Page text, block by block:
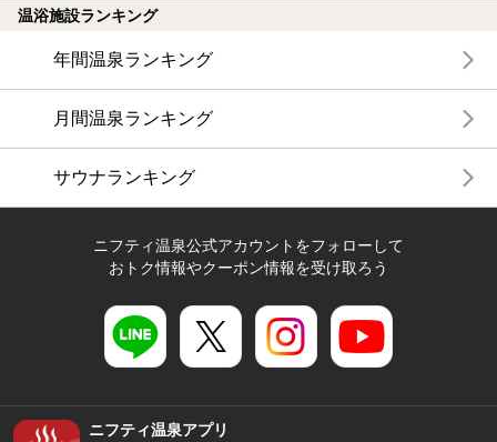
温浴施設ランキング
年間温泉ランキング
月間温泉ランキング
サウナランキング
ニフティ温泉公式アカウントをフォローして
おトク情報やクーポン情報を受け取ろう
ニフティ温泉アプリ